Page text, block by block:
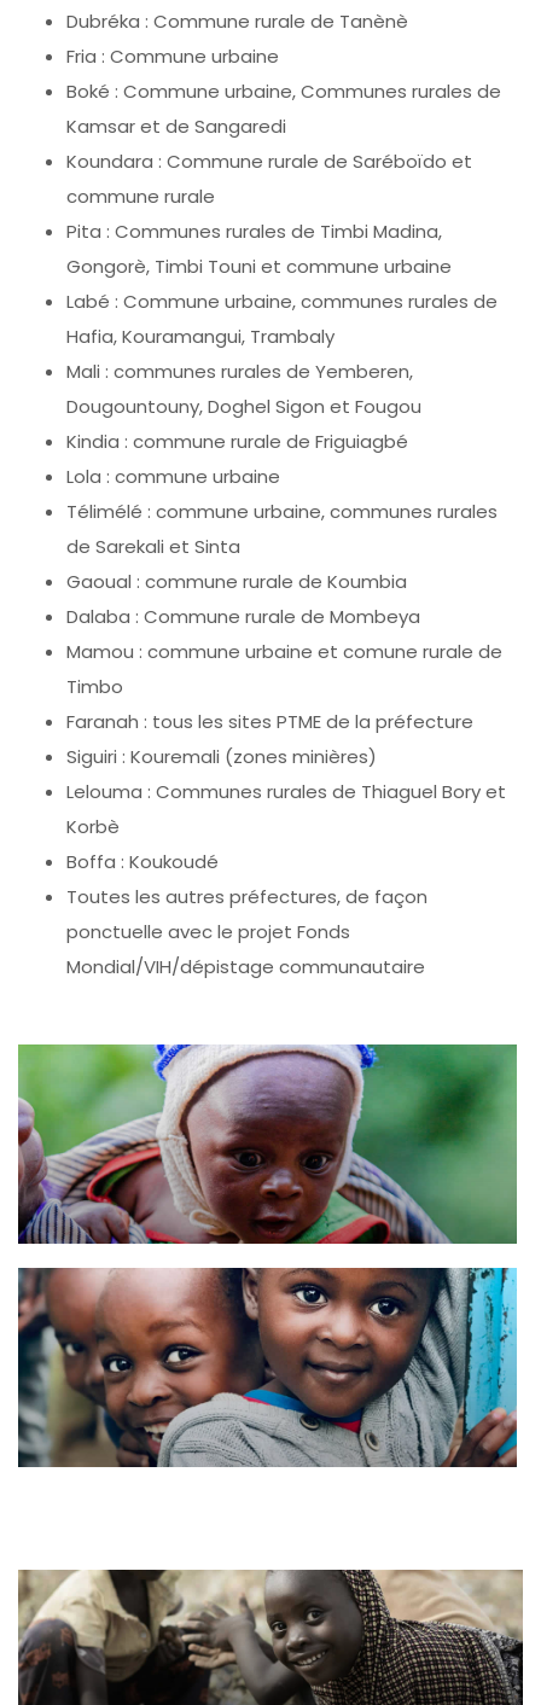
Dubréka : Commune rurale de Tanènè
Fria : Commune urbaine
Boké : Commune urbaine, Communes rurales de
Kamsar et de Sangaredi
Koundara : Commune rurale de Saréboïdo et
commune rurale
Pita : Communes rurales de Timbi Madina,
Gongorè, Timbi Touni et commune urbaine
Labé : Commune urbaine, communes rurales de
Hafia, Kouramangui, Trambaly
Mali : communes rurales de Yemberen,
Dougountouny, Doghel Sigon et Fougou
Kindia : commune rurale de Friguiagbé
Lola : commune urbaine
Télimélé : commune urbaine, communes rurales
de Sarekali et Sinta
Gaoual : commune rurale de Koumbia
Dalaba : Commune rurale de Mombeya
Mamou : commune urbaine et comune rurale de
Timbo
Faranah : tous les sites PTME de la préfecture
Siguiri : Kouremali (zones minières)
Lelouma : Communes rurales de Thiaguel Bory et
Korbè
Boffa : Koukoudé
Toutes les autres préfectures, de façon
ponctuelle avec le projet Fonds
Mondial/VIH/dépistage communautaire